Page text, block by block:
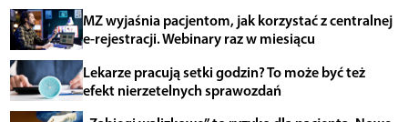
MZ wyjaśnia pacjentom, jak korzystać z centralnej
e-rejestracji. Webinary raz w miesiącu
Lekarze pracują setki godzin? To może być też
efekt nierzetelnych sprawozdań